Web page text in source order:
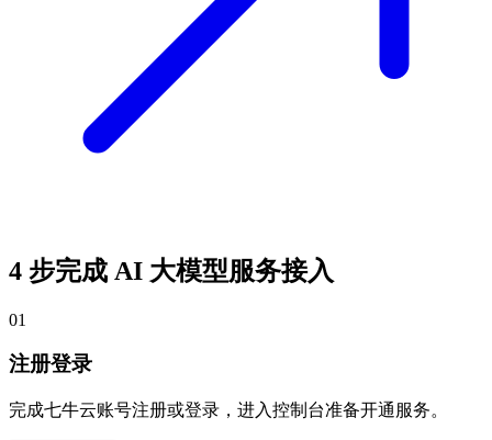
4 步完成 AI 大模型服务接入
01
注册登录
完成七牛云账号注册或登录，进入控制台准备开通服务。